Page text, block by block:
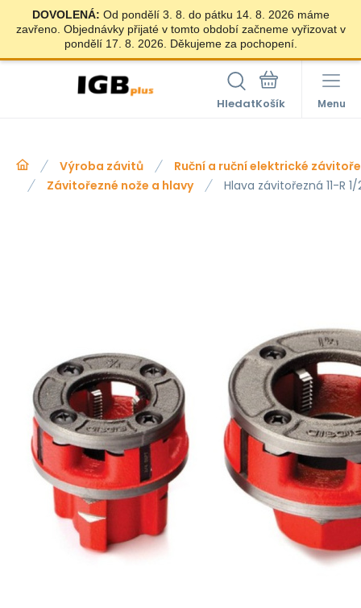
DOVOLENÁ: Od pondělí 3. 8. do pátku 14. 8. 2026 máme
zavřeno. Objednávky přijaté v tomto období začneme vyřizovat v
pondělí 17. 8. 2026. Děkujeme za pochopení.
Hledat Menu
Výroba závitů
Ruční a ruční elektrické
Závitořezné nože a hlavy
Hlava závitořezná 11-R 1/